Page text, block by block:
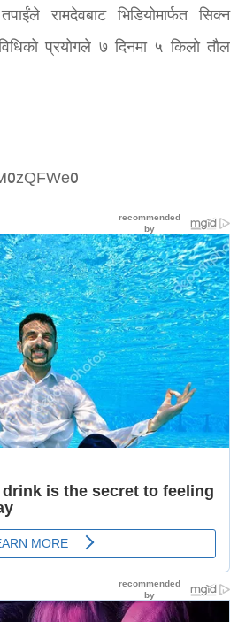
रामदेवबाट भिडियोमार्फत सिक्न
प्रयोगले ७ दिनमा ५ किलो तौल